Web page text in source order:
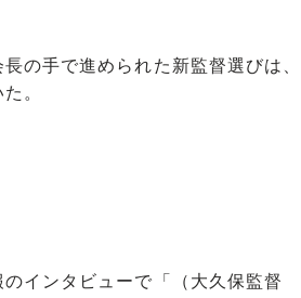
の手で進められた新監督選びは、
。
インタビューで「（大久保監督